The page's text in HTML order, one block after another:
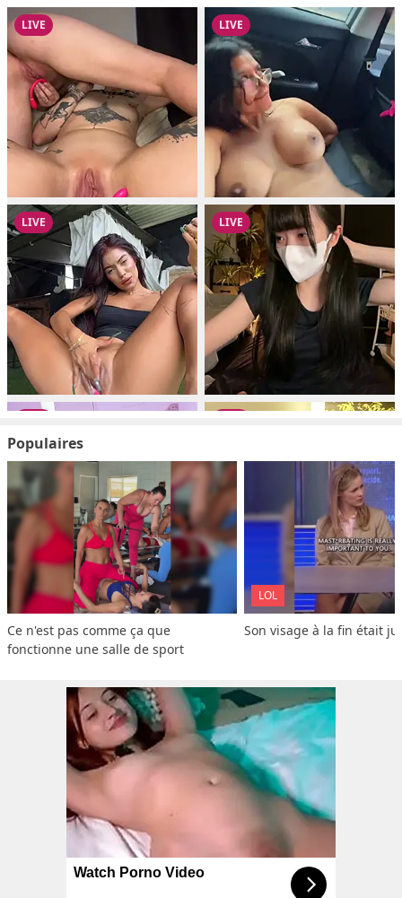
Populaires
Ce n'est pas comme ça que
fonctionne une salle de sport
LOL
Son visage à la fin était